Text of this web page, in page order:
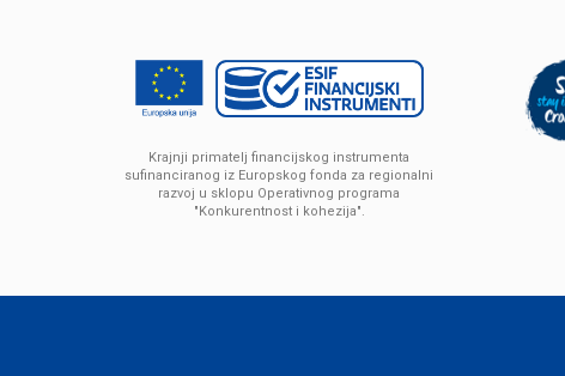
Krajnji primatelj financijskog instrumenta
sufinanciranog iz Europskog fonda za regionalni
razvoj u sklopu Operativnog programa
"Konkurentnost i kohezija".